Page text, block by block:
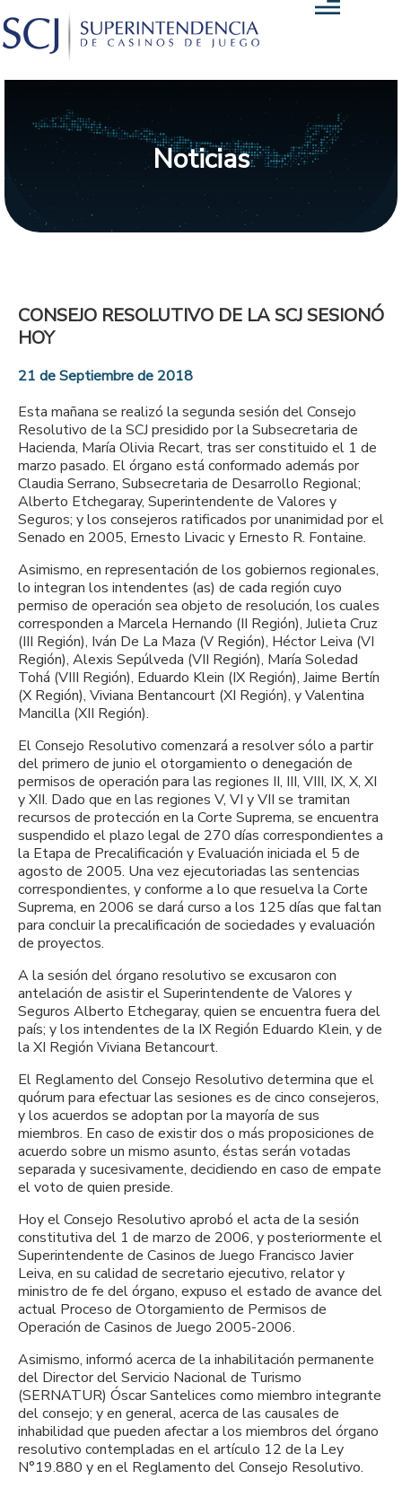
Noticias
CONSEJO RESOLUTIVO DE LA SCJ SESIONÓ
HOY
21 de Septiembre de 2018
Esta mañana se realizó la segunda sesión del Consejo
Resolutivo de la SCJ presidido por la Subsecretaria de
Hacienda, María Olivia Recart, tras ser constituido el 1 de
marzo pasado. El órgano está conformado además por
Claudia Serrano, Subsecretaria de Desarrollo Regional;
Alberto Etchegaray, Superintendente de Valores y
Seguros; y los consejeros ratificados por unanimidad por el
Senado en 2005, Ernesto Livacic y Ernesto R. Fontaine.
Asimismo, en representación de los gobiernos regionales,
lo integran los intendentes (as) de cada región cuyo
permiso de operación sea objeto de resolución, los cuales
corresponden a Marcela Hernando (II Región), Julieta Cruz
(III Región), Iván De La Maza (V Región), Héctor Leiva (VI
Región), Alexis Sepúlveda (VII Región), María Soledad
Tohá (VIII Región), Eduardo Klein (IX Región), Jaime Bertín
(X Región), Viviana Bentancourt (XI Región), y Valentina
Mancilla (XII Región).
El Consejo Resolutivo comenzará a resolver sólo a partir
del primero de junio el otorgamiento o denegación de
permisos de operación para las regiones II, III, VIII, IX, X, XI
y XII. Dado que en las regiones V, VI y VII se tramitan
recursos de protección en la Corte Suprema, se encuentra
suspendido el plazo legal de 270 días correspondientes a
la Etapa de Precalificación y Evaluación iniciada el 5 de
agosto de 2005. Una vez ejecutoriadas las sentencias
correspondientes, y conforme a lo que resuelva la Corte
Suprema, en 2006 se dará curso a los 125 días que faltan
para concluir la precalificación de sociedades y evaluación
de proyectos.
A la sesión del órgano resolutivo se excusaron con
antelación de asistir el Superintendente de Valores y
Seguros Alberto Etchegaray, quien se encuentra fuera del
país; y los intendentes de la IX Región Eduardo Klein, y de
la XI Región Viviana Betancourt.
El Reglamento del Consejo Resolutivo determina que el
quórum para efectuar las sesiones es de cinco consejeros,
y los acuerdos se adoptan por la mayoría de sus
miembros. En caso de existir dos o más proposiciones de
acuerdo sobre un mismo asunto, éstas serán votadas
separada y sucesivamente, decidiendo en caso de empate
el voto de quien preside.
Hoy el Consejo Resolutivo aprobó el acta de la sesión
constitutiva del 1 de marzo de 2006, y posteriormente el
Superintendente de Casinos de Juego Francisco Javier
Leiva, en su calidad de secretario ejecutivo, relator y
ministro de fe del órgano, expuso el estado de avance del
actual Proceso de Otorgamiento de Permisos de
Operación de Casinos de Juego 2005-2006.
Asimismo, informó acerca de la inhabilitación permanente
del Director del Servicio Nacional de Turismo
(SERNATUR) Óscar Santelices como miembro integrante
del consejo; y en general, acerca de las causales de
inhabilidad que pueden afectar a los miembros del órgano
resolutivo contempladas en el artículo 12 de la Ley
N°19.880 y en el Reglamento del Consejo Resolutivo.